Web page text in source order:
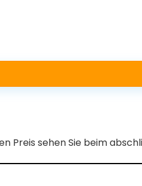
Preis sehen Sie beim